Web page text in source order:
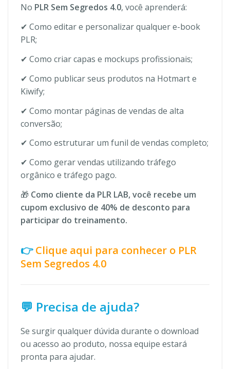
No PLR Sem Segredos 4.0, você aprenderá:
✔ Como editar e personalizar qualquer e-book
PLR;
✔ Como criar capas e mockups profissionais;
✔ Como publicar seus produtos na Hotmart e
Kiwify;
✔ Como montar páginas de vendas de alta
conversão;
✔ Como estruturar um funil de vendas completo;
✔ Como gerar vendas utilizando tráfego
orgânico e tráfego pago.
🎁 Como cliente da PLR LAB, você recebe um
cupom exclusivo de 40% de desconto para
participar do treinamento.
👉 Clique aqui para conhecer o PLR
Sem Segredos 4.0
💬 Precisa de ajuda?
Se surgir qualquer dúvida durante o download
ou acesso ao produto, nossa equipe estará
pronta para ajudar.